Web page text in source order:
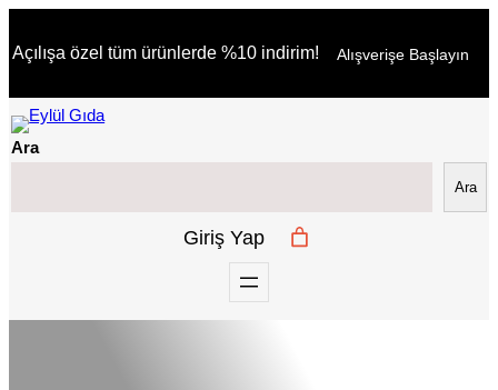
geç
Açılışa özel tüm ürünlerde %10 indirim! Alışverişe Başlayın
Ara
Ara
Giriş Yap